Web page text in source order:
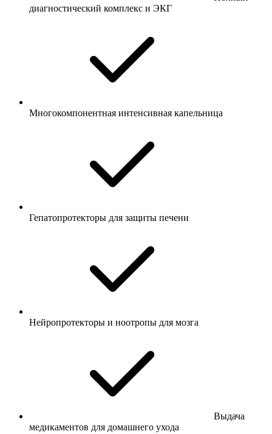
диагностический комплекс и ЭКГ
Многокомпонентная интенсивная капельница
Гепатопротекторы для защиты печени
Нейропротекторы и ноотропы для мозга
Выдача
медикаментов для домашнего ухода